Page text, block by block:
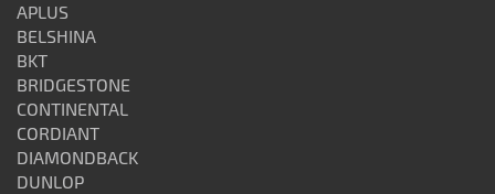
APLUS
BELSHINA
BKT
BRIDGESTONE
CONTINENTAL
CORDIANT
DIAMONDBACK
DUNLOP